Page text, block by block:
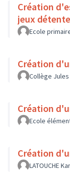
Création
jeux
Ecole
Création
Collège
Création
Ecole
Création
LATOUCHE